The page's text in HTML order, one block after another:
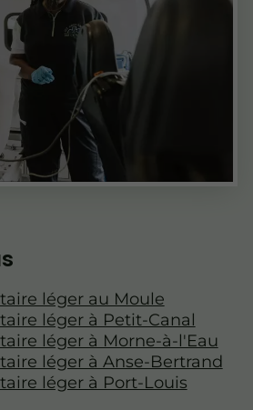
léger au Moule
léger à Petit-Canal
léger à Morne-à-l'Eau
léger à Anse-Bertrand
léger à Port-Louis